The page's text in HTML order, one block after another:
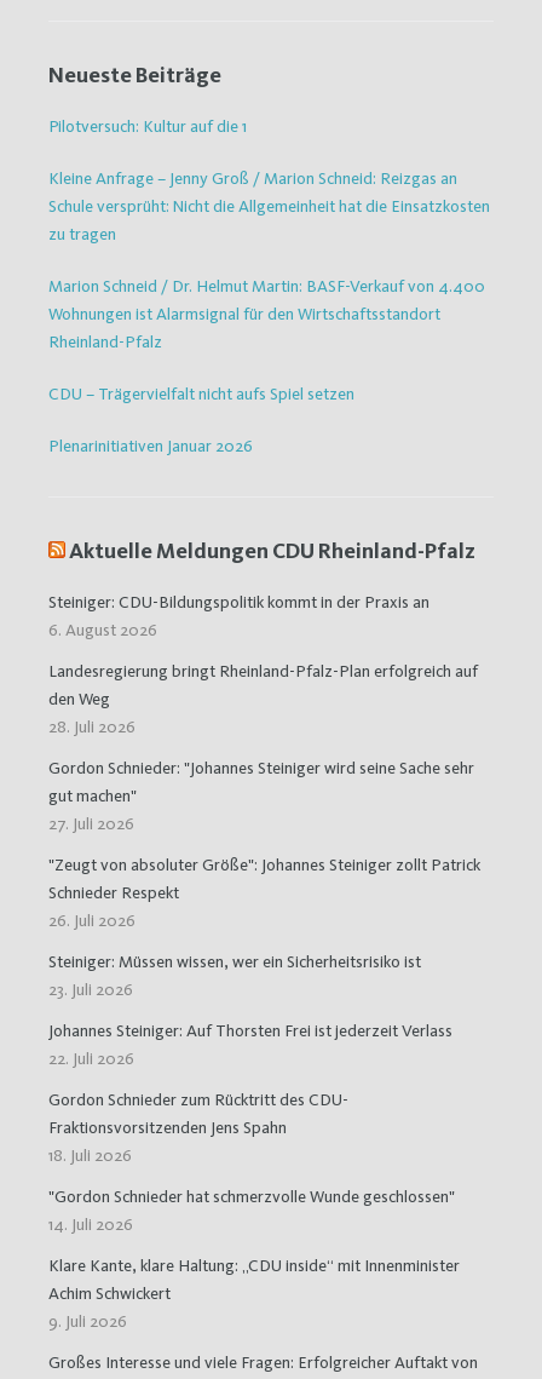
Neueste Beiträge
Pilotversuch: Kultur auf die 1
Kleine Anfrage – Jenny Groß / Marion Schneid: Reizgas an
Schule versprüht: Nicht die Allgemeinheit hat die Einsatzkosten
zu tragen
Marion Schneid / Dr. Helmut Martin: BASF-Verkauf von 4.400
Wohnungen ist Alarmsignal für den Wirtschaftsstandort
Rheinland-Pfalz
CDU – Trägervielfalt nicht aufs Spiel setzen
Plenarinitiativen Januar 2026
Aktuelle Meldungen CDU Rheinland-Pfalz
Steiniger: CDU-Bildungspolitik kommt in der Praxis an
6. August 2026
Landesregierung bringt Rheinland-Pfalz-Plan erfolgreich auf
den Weg
28. Juli 2026
Gordon Schnieder: "Johannes Steiniger wird seine Sache sehr
gut machen"
27. Juli 2026
"Zeugt von absoluter Größe": Johannes Steiniger zollt Patrick
Schnieder Respekt
26. Juli 2026
Steiniger: Müssen wissen, wer ein Sicherheitsrisiko ist
23. Juli 2026
Johannes Steiniger: Auf Thorsten Frei ist jederzeit Verlass
22. Juli 2026
Gordon Schnieder zum Rücktritt des CDU-
Fraktionsvorsitzenden Jens Spahn
18. Juli 2026
"Gordon Schnieder hat schmerzvolle Wunde geschlossen"
14. Juli 2026
Klare Kante, klare Haltung: „CDU inside“ mit Innenminister
Achim Schwickert
9. Juli 2026
Großes Interesse und viele Fragen: Erfolgreicher Auftakt von